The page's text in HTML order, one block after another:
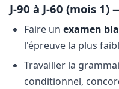
J-90 à J-60 (mois
Faire un examen
l'épreuve la plus
Travailler la
conditionnel,